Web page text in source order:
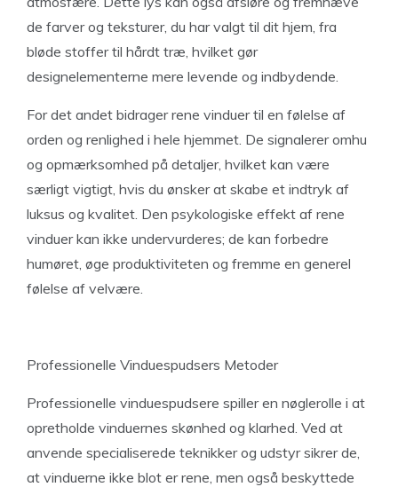
de farver og teksturer, du har valgt til dit hjem, fra
bløde stoffer til hårdt træ, hvilket gør
designelementerne mere levende og indbydende.
For det andet bidrager rene vinduer til en følelse af
orden og renlighed i hele hjemmet. De signalerer omhu
og opmærksomhed på detaljer, hvilket kan være
særligt vigtigt, hvis du ønsker at skabe et indtryk af
luksus og kvalitet. Den psykologiske effekt af rene
vinduer kan ikke undervurderes; de kan forbedre
humøret, øge produktiviteten og fremme en generel
følelse af velvære.
Professionelle Vinduespudsers Metoder
Professionelle vinduespudsere spiller en nøglerolle i at
opretholde vinduernes skønhed og klarhed. Ved at
anvende specialiserede teknikker og udstyr sikrer de,
at vinduerne ikke blot er rene, men også beskyttede